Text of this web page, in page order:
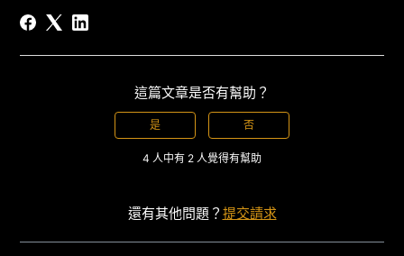
這篇文章是否有幫助？
是 否
4 人中有 2 人覺得有幫助
還有其他問題？ 提交請求